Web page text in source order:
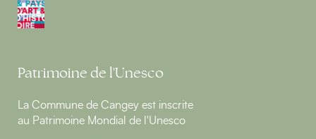
Patrimoine de l'Unesco
La Commune de Cangey est inscrite
au Patrimoine Mondial de l'Unesco